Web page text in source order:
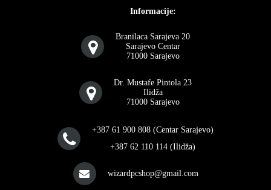
Informacije:
Branilaca Sarajeva 20
Sarajevo Centar
71000 Sarajevo
Dr. Mustafe Pintola 23
Ilidža
71000 Sarajevo
+387 61 900 808 (Centar Sarajevo)
+387 62 110 114 (Ilidža)
wizardpcshop@gmail.com